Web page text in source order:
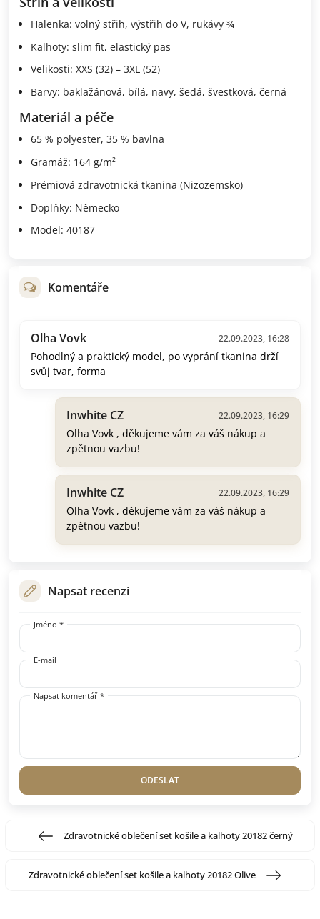
Halenka: volný střih, výstřih do V, rukávy ¾
Kalhoty: slim fit, elastický pas
Velikosti: XXS (32) – 3XL (52)
Barvy: baklažánová, bílá, navy, šedá, švestková, černá
Materiál a péče
65 % polyester, 35 % bavlna
Gramáž: 164 g/m²
Prémiová zdravotnická tkanina (Nizozemsko)
Doplňky: Německo
Model: 40187
Komentáře
Olha Vovk 22.09.2023, 16:28
Pohodlný a praktický model, po vyprání tkanina drží
svůj tvar, forma
Inwhite CZ 22.09.2023, 16:29
Olha Vovk , děkujeme vám za váš nákup a
zpětnou vazbu!
Inwhite CZ 22.09.2023, 16:29
Olha Vovk , děkujeme vám za váš nákup a
zpětnou vazbu!
Napsat recenzi
Jméno *
E-mail
Napsat komentář *
ODESLAT
Zdravotnické oblečení set košile a kalhoty 20182 černý
Zdravotnické oblečení set košile a kalhoty 20182 Olive